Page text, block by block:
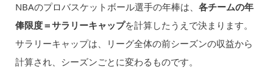
NBAのプロバスケットボール選手の年棒は、 各チームの年
俸限度＝サラリーキャップを計算したうえで決まります。
サラリーキャップは、リーグ全体の前シーズンの収益から
計算され、シーズンごとに変わるものです。